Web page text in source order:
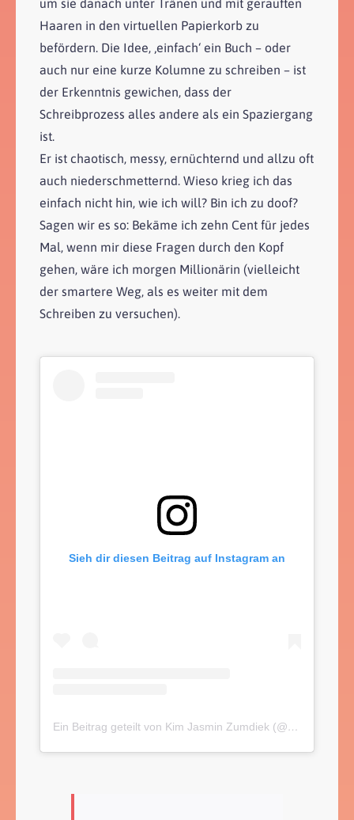
um sie danach unter Tränen und mit gerauften
Haaren in den virtuellen Papierkorb zu
befördern. Die Idee, ‚einfach‘ ein Buch – oder
auch nur eine kurze Kolumne zu schreiben – ist
der Erkenntnis gewichen, dass der
Schreibprozess alles andere als ein Spaziergang
ist.
Er ist chaotisch, messy, ernüchternd und allzu oft
auch niederschmetternd. Wieso krieg ich das
einfach nicht hin, wie ich will? Bin ich zu doof?
Sagen wir es so: Bekäme ich zehn Cent für jedes
Mal, wenn mir diese Fragen durch den Kopf
gehen, wäre ich morgen Millionärin (vielleicht
der smartere Weg, als es weiter mit dem
Schreiben zu versuchen).
Sieh dir diesen Beitrag auf Instagram an
Ein Beitrag geteilt von Kim Jasmin Zumdiek (@kimjasminz)